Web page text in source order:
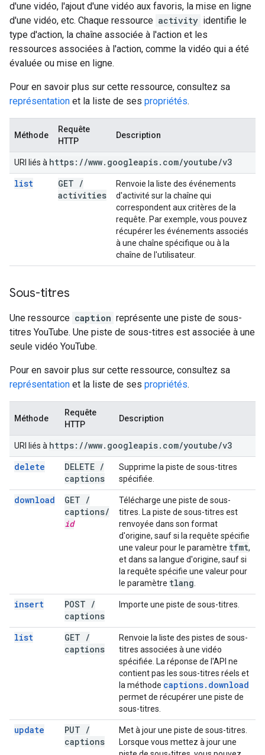
d'une vidéo, l'ajout d'une vidéo aux favoris, la mise en ligne
d'une vidéo, etc. Chaque ressource activity identifie le
type d'action, la chaîne associée à l'action et les
ressources associées à l'action, comme la vidéo qui a été
évaluée ou mise en ligne.
Pour en savoir plus sur cette ressource, consultez sa
représentation et la liste de ses propriétés.
Méthode
Requête
HTTP
Description
URI liés à https: //www. googleapis. com/youtube/v3
list
GET /
activities
Renvoie la liste des événements
d'activité sur la chaîne qui
correspondent aux critères de la
requête. Par exemple, vous pouvez
récupérer les événements associés
à une chaîne spécifique ou à la
chaîne de l'utilisateur.
Sous-titres
Une ressource caption représente une piste de sous-
titres YouTube. Une piste de sous-titres est associée à une
seule vidéo YouTube.
Pour en savoir plus sur cette ressource, consultez sa
représentation et la liste de ses propriétés.
Méthode
Requête
HTTP
Description
URI liés à https: //www. googleapis. com/youtube/v3
delete
DELETE /
captions
Supprime la piste de sous-titres
spécifiée.
download GET /
captions/
id
Télécharge une piste de sous-
titres. La piste de sous-titres est
renvoyée dans son format
d'origine, sauf si la requête spécifie
une valeur pour le paramètre tfmt,
et dans sa langue d'origine, sauf si
la requête spécifie une valeur pour
le paramètre tlang
insert POST /
captions
Importe une piste de sous-titres.
list GET /
captions
Renvoie la liste des pistes de sous-
titres associées à une vidéo
spécifiée. La réponse de l'API ne
contient pas les sous-titres réels et
la méthode captions. download
permet de récupérer une piste de
sous-titres.
update PUT /
captions
Met à jour une piste de sous-titres.
Lorsque vous mettez à jour une